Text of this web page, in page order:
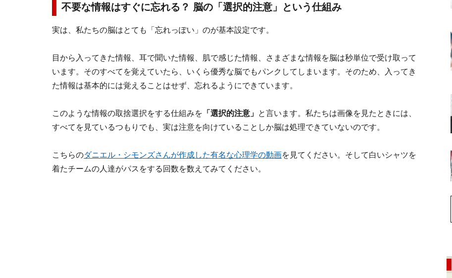
不要な情報はすぐに忘れる？ 脳の「選択的注意」という仕組み
実は、私たちの脳はとても「忘れっぽい」のが基本設定です。
目から入ってきた情報、耳で聞いた情報、肌で感じた情報、さまざまな情報を脳は秒単位で受け取って
います。そのすべてを覚えていたら、いくら優秀な脳でもパンクしてしまいます。そのため、入ってき
た情報は基本的には覚えることはせず、忘れるようにできています。
このような情報の取捨選択をする仕組みを 「選択的注意」 と言います。私たちは画像を見たときには、
すべてを見ているつもりでも、実は注意を向けていることしか脳は処理できていないのです。
こちらのダニエル・シモンズさんが作成した有名な心理学の動画を見てください。そして白いシャツを
着たチームの人達がパスをする回数を数えてみてください。